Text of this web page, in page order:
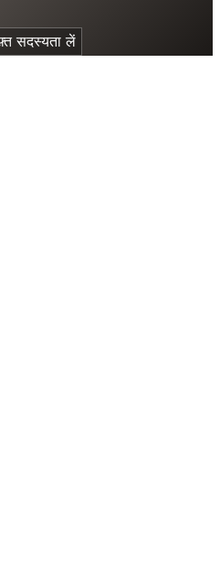
सदस्यता लें